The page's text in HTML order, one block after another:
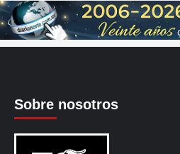
Sobre nosotros